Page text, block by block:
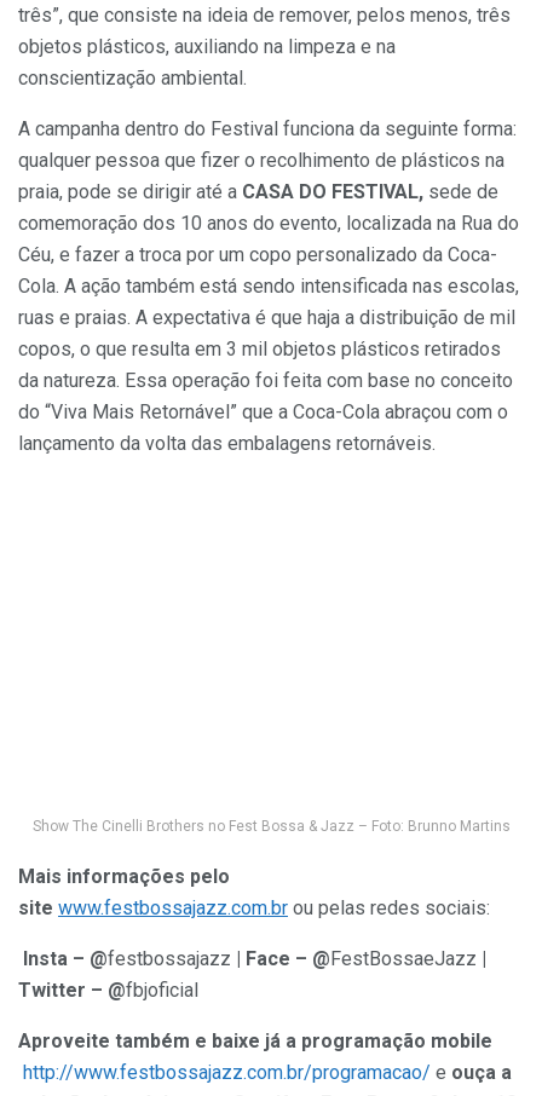
três”, que consiste na ideia de remover, pelos menos, três
objetos plásticos, auxiliando na limpeza e na
conscientização ambiental.
A campanha dentro do Festival funciona da seguinte forma:
qualquer pessoa que fizer o recolhimento de plásticos na
praia, pode se dirigir até a CASA DO FESTIVAL, sede de
comemoração dos 10 anos do evento, localizada na Rua do
Céu, e fazer a troca por um copo personalizado da Coca-
Cola. A ação também está sendo intensificada nas escolas,
ruas e praias. A expectativa é que haja a distribuição de mil
copos, o que resulta em 3 mil objetos plásticos retirados
da natureza. Essa operação foi feita com base no conceito
do “Viva Mais Retornável” que a Coca-Cola abraçou com o
lançamento da volta das embalagens retornáveis.
Show The Cinelli Brothers no Fest Bossa & Jazz – Foto: Brunno Martins
Mais informações pelo
site www.festbossajazz.com.br ou pelas redes sociais:
Insta – @festbossajazz | Face – @FestBossaeJazz |
Twitter – @fbjoficial
Aproveite também e baixe já a programação mobile
http://www.festbossajazz.com.br/programacao/ e ouça a